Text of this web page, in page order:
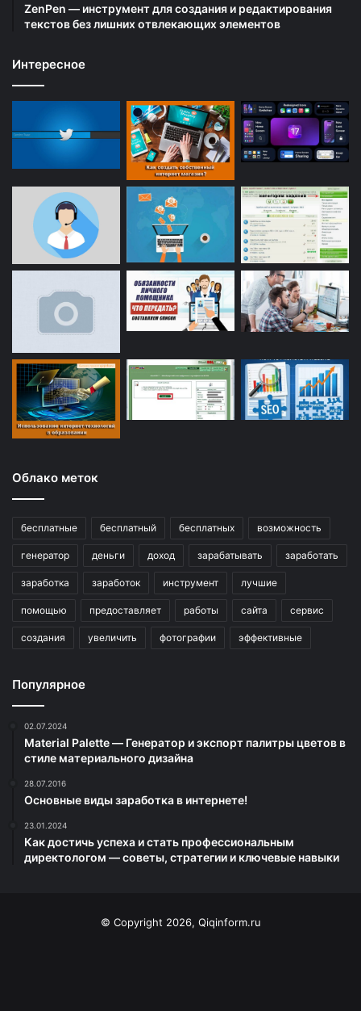
ZenPen — инструмент для создания и редактирования
текстов без лишних отвлекающих элементов
Интересное
Облако меток
бесплатные бесплатный бесплатных возможность
генератор деньги доход зарабатывать заработать
заработка заработок инструмент лучшие
помощью предоставляет работы сайта сервис
создания увеличить фотографии эффективные
Популярное
02.07.2024
Material Palette — Генератор и экспорт палитры цветов в
стиле материального дизайна
28.07.2016
Основные виды заработка в интернете!
23.01.2024
Как достичь успеха и стать профессиональным
директологом — советы, стратегии и ключевые навыки
© Copyright 2026, Qiqinform.ru